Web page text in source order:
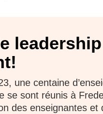
une centaine
se sont réunis à
des enseignantes